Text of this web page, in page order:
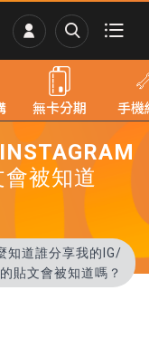
被知道
知道誰分享我的IG/
貼文會被知道嗎？
無卡分期 手機